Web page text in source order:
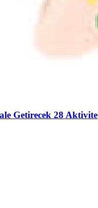
Getirecek 28 Aktivite